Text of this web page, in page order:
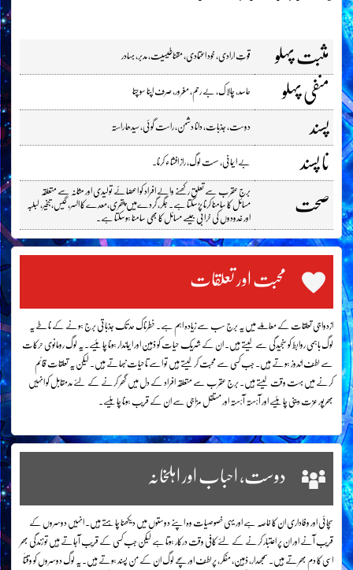
قوتِ ارادی، خود اعتمادی، مقناطیسیت، مدبر، بہادر مثبت پہلو
حاسد، چالاک، بے رحم، مغرور، صرف اپنا سوچنا منفی پہلو
دوست، جذبات، دانا دشمن، راست گوئی، سیدھا راستہ پسند
بے ایمانی، سست لوگ، راز افشاء کرنا۔ نا پسند
برج عقرب سے تعلق رکھنے والے افراد کو اعضائے تولیدی اور مثانہ سے متعلقہ
مسائل کا سامنا کرنا پڑسکتا ہے۔ جگر، گردےمیں پتھری،معدے کا السر، گیس، تبخیر، لبلبہ
اور غدودوں کی خرابی جیسے مسائل کا بھی سامنا ہوسکتا ہے۔
صحت
محبت اور تعلقات
ازدواجی تعلقات کے معاملے میں یہ برج سب سے زیادہ اہم ہے۔ خطرناک حد تک جذباتی برج ہونے کے ناطے یہ
لوگ باہمی روابط کو سنجیدگی سے لیتے ہیں۔ ان کے شریک حیات کو ذہین اور ایماندار ہونا چاہئیے۔ یہ لوگ رومانوی حرکات
سے لطف اندوز ہوتے ہیں۔ جب کسی سے محبت کرلیتے ہیں تو اسے تاحیات نبھاتے ہیں۔ لیکن یہ تعلقات قائم
کرنے میں بہت وقت لیتے ہیں۔ برج عقرب سے متعلقہ افراد کے دل میں گھر کرنے کے لئے مدمقابل کو انہیں
بھرپور عزت دینی چاہئیے اور آہستہ آہستہ اور مستقل مزاجی سے ان کے قریب ہونا چاہئیے۔
دوست، احباب اور اہلخانہ
سچائی اور وفاداری ان کا خاصہ ہے اور یہی خصوصیات وہ اپنے دوستوں میں دیکھنا چاہتے ہیں۔ انہیں دوسروں کے
قریب آنے اور ان پر اعتبار کرنے کے لئے کافی وقت درکار ہوتا ہے لیکن جب کسی کے قریب آجاتے ہیں تو زندگی بھر
اسی کا دم بھرتے ہیں۔ سمجھدار، ذہین، مفکر، پرلطف اور سچے لوگ ان کے من پسند ہوتے ہیں۔ یہ لوگ دوسروں کو وقتاً